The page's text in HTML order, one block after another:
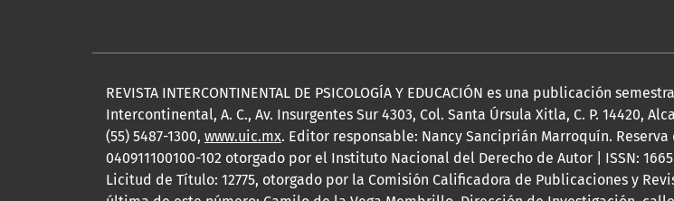
REVISTA INTERCONTINENTAL DE PSICOLOGÍA Y EDUCACIÓN es una publicación
Intercontinental, A. C., Av. Insurgentes Sur 4303, Col. Santa Úrsula Xitla, C. P. 14420,
(55) 5487-1300, www.uic.mx. Editor responsable: Nancy Sanciprián Marroquín. Reserva
040911100100-102 otorgado por el Instituto Nacional del Derecho de Autor | ISSN:
Licitud de Título: 12775, otorgado por la Comisión Calificadora de Publicaciones y